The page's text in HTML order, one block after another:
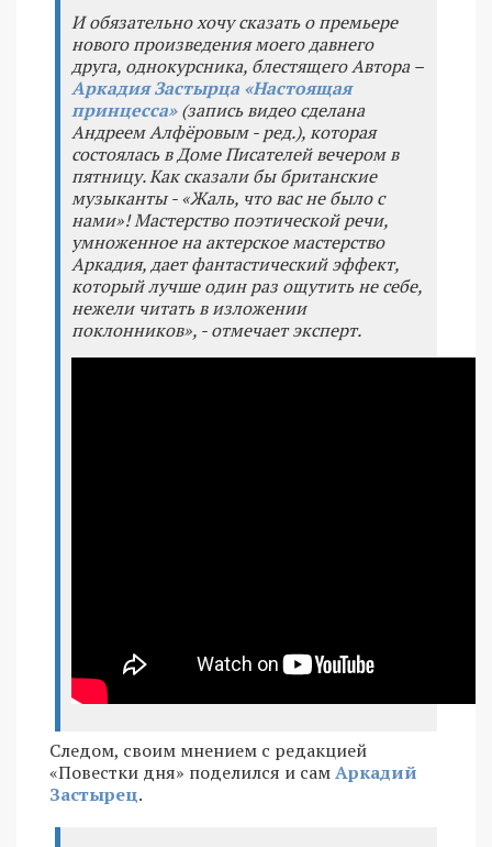
И обязательно хочу сказать о премьере
нового произведения моего давнего
друга, однокурсника, блестящего Автора –
Аркадия Застырца «Настоящая
принцесса»(запись видео сделана
Андреем Алфёровым - ред.), которая
состоялась в Доме Писателей вечером в
пятницу. Как сказали бы британские
музыканты - «Жаль, что вас не было с
нами»! Мастерство поэтической речи,
умноженное на актерское мастерство
Аркадия, дает фантастический эффект,
который лучше один раз ощутить не себе,
нежели читать в изложении
поклонников», - отмечает эксперт.
Следом, своим мнением с редакцией
«Повестки дня» поделился и самАркадий
Застырец.